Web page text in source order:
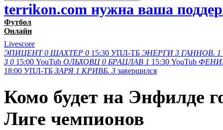
terrikon.com нужна ваша
Футбол
Онлайн
Livescore
ЭПИЦЕНТ 0 ШАХТЕР 0 15:30 УПЛ-ТБ ЭНЕРГИ 3 ГАННОВ. 1
З 0 15:00 YouTub ОЛЬХОВЦ 0 БРАЦЛАВ 1 15:30 YouTub
18:00 УПЛ-ТБ ЗАРЯ 1 КРИВБ. 3 завершился
Комо будет на Энфилде
Лиге чемпионов